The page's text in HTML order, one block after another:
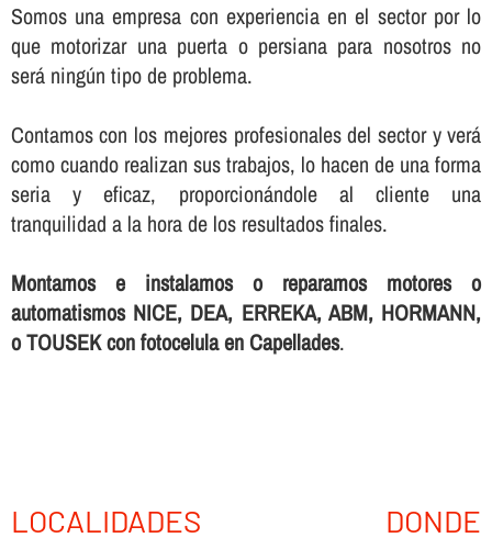
Somos una empresa con experiencia en el sector por lo
que motorizar una puerta o persiana para nosotros no
será ningún tipo de problema.
Contamos con los mejores profesionales del sector y verá
como cuando realizan sus trabajos, lo hacen de una forma
seria y eficaz, proporcionándole al cliente una
tranquilidad a la hora de los resultados finales.
Montamos e instalamos o reparamos motores o
automatismos NICE, DEA, ERREKA, ABM, HORMANN,
o TOUSEK con fotocelula en Capellades.
LOCALIDADES DONDE